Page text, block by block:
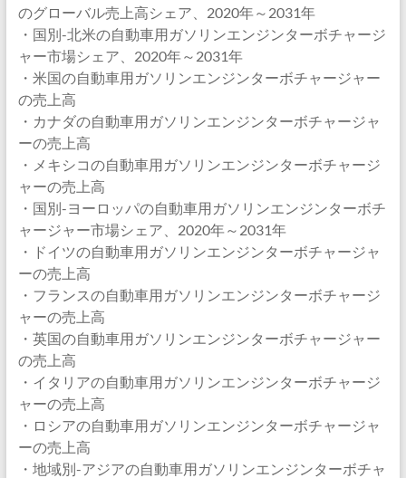
のグローバル売上高シェア、2020年～2031年
・国別-北米の自動車用ガソリンエンジンターボチャージ
ャー市場シェア、2020年～2031年
・米国の自動車用ガソリンエンジンターボチャージャー
の売上高
・カナダの自動車用ガソリンエンジンターボチャージャ
ーの売上高
・メキシコの自動車用ガソリンエンジンターボチャージ
ャーの売上高
・国別-ヨーロッパの自動車用ガソリンエンジンターボチ
ャージャー市場シェア、2020年～2031年
・ドイツの自動車用ガソリンエンジンターボチャージャ
ーの売上高
・フランスの自動車用ガソリンエンジンターボチャージ
ャーの売上高
・英国の自動車用ガソリンエンジンターボチャージャー
の売上高
・イタリアの自動車用ガソリンエンジンターボチャージ
ャーの売上高
・ロシアの自動車用ガソリンエンジンターボチャージャ
ーの売上高
・地域別-アジアの自動車用ガソリンエンジンターボチャ